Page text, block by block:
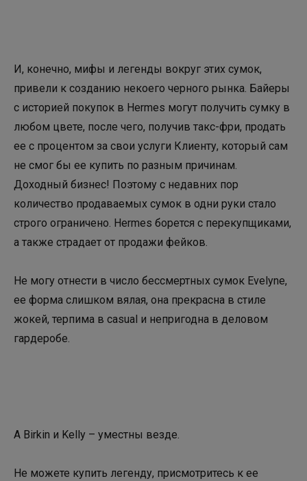
И, конечно, мифы и легенды вокруг этих сумок,
привели к созданию некоего черного рынка. Байеры
с историей покупок в Hermes могут получить сумку в
любом цвете, после чего, получив такс-фри, продать
ее с процентом за свои услуги Клиенту, который сам
не смог бы ее купить по разным причинам.
Доходный бизнес! Поэтому с недавних пор
количество продаваемых сумок в одни руки стало
строго ограничено. Hermes борется с перекупщиками,
а также страдает от продажи фейков.
Не могу отнести в число бессмертных сумок Evelyne,
ее форма слишком вялая, она прекрасна в стиле
жокей, терпима в casual и непригодна в деловом
гардеробе.
А Birkin и Kelly – уместны везде.
Не можете купить легенду, присмотритесь к ее